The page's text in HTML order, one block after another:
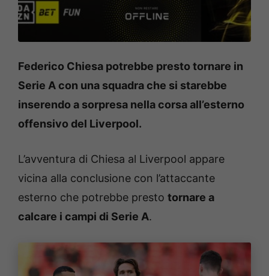
Federico Chiesa potrebbe presto tornare in
Serie A con una squadra che si starebbe
inserendo a sorpresa nella corsa all’esterno
offensivo del Liverpool.
L’avventura di Chiesa al Liverpool appare
vicina alla conclusione con l’attaccante
esterno che potrebbe presto tornare a
calcare i campi di Serie A.